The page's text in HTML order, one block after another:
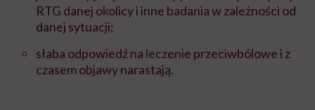
RTG danej okolicy i inne badania w zależności od
danej sytuacji;
słaba odpowiedź na leczenie przeciwbólowe i z
czasem objawy narastają.